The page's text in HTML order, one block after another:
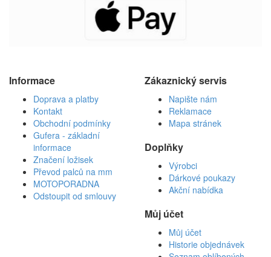
Informace
Doprava a platby
Kontakt
Obchodní podmínky
Gufera - základní
informace
Značení ložisek
Převod palců na mm
MOTOPORADNA
Odstoupit od smlouvy
Zákaznický servis
Napište nám
Reklamace
Mapa stránek
Doplňky
Výrobci
Dárkové poukazy
Akční nabídka
Můj účet
Můj účet
Historie objednávek